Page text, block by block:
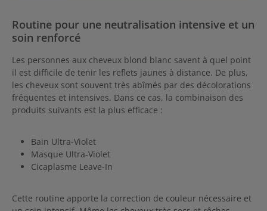
Routine pour une neutralisation intensive et un
soin renforcé
Les personnes aux cheveux blond blanc savent à quel point
il est difficile de tenir les reflets jaunes à distance. De plus,
les cheveux sont souvent très abîmés par des décolorations
fréquentes et intensives. Dans ce cas, la combinaison des
produits suivants est la plus efficace :
Bain Ultra-Violet
Masque Ultra-Violet
Cicaplasme Leave-In
Cette routine apporte la correction de couleur nécessaire et